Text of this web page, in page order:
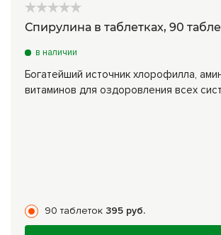
Спирулина в таблетках, 90
в наличии
Богатейший источник хлорофилла,
витаминов для оздоровления всех
90 таблеток 395 руб.